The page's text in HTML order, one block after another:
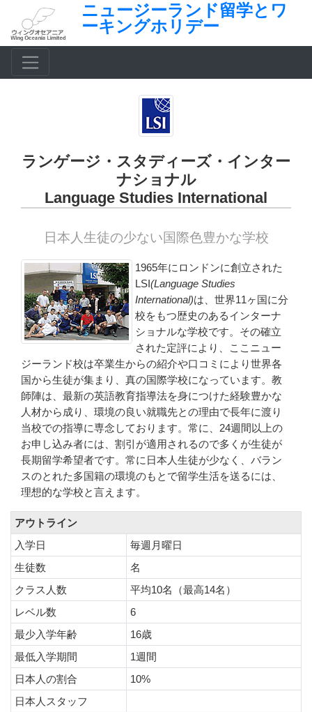
ニュージーランド留学とワ
ーキングホリデー
ランゲージ・スタディーズ・インター
ナショナル
Language Studies International
日本人生徒の少ない国際色豊かな学校
1965年にロンドンに創立された
LSI(Language Studies
International)は、世界11ヶ国に分
校をもつ歴史のあるインターナ
ショナルな学校です。その確立
された定評により、ここニュー
ジーランド校は卒業生からの紹介や口コミにより世界各
国から生徒が集まり、真の国際学校になっています。教
師陣は、最新の英語教育指導法を身につけた経験豊かな
人材から成り、環境の良い就職先との理由で長年に渡り
当校での指導に専念しております。常に、24週間以上の
お申し込み者には、割引が適用されるので多くが生徒が
長期留学希望者です。常に日本人生徒が少なく、バラン
スのとれた多国籍の環境のもとで留学生活を送るには、
理想的な学校と言えます。
アウトライン
入学日
毎週月曜日
生徒数
名
クラス人数
平均10名（最高14名）
レベル数
6
最少入学年齢
16歳
最低入学期間
1週間
日本人の割合
10%
日本人スタッフ